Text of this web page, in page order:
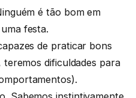
é tão bom em
festa.
de praticar bons
dificuldades para